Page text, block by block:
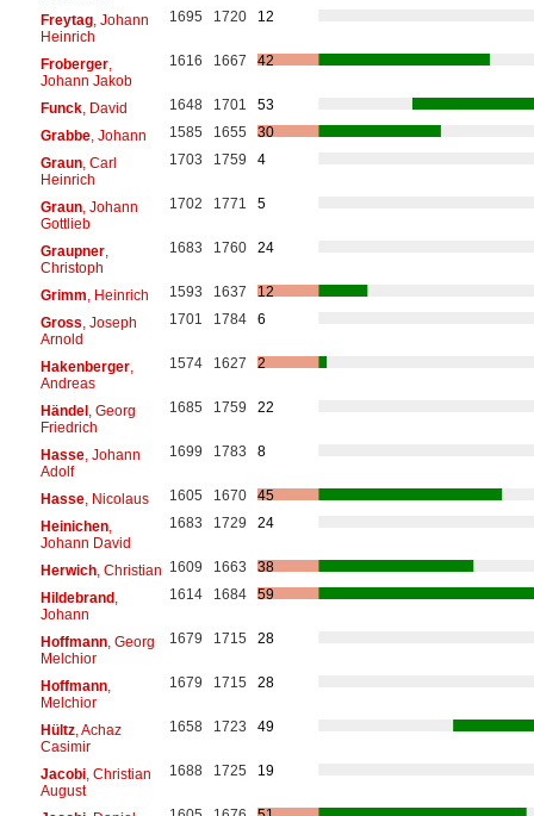
Freytag, Johann
Heinrich
1695 1720 12
Froberger,
Johann Jakob
1616 1667 42
Funck, David 1648 1701
53
Grabbe, Johann 1585 1655
30
Graun, Carl
Heinrich
1703 1759 4
Graun, Johann
Gottlieb
1702 1771 5
Graupner,
Christoph
1683 1760 24
Grimm , Heinrich 1593 1637
12
Gross , Joseph
Arnold
1701 1784 6
Hakenberger,
Andreas
1574 1627 2
Händel, Georg
Friedrich
1685 1759 22
Hasse, Johann
Adolf
1699 1783 8
Hasse, Nicolaus 1605 1670
45
Heinichen,
Johann David
1683 1729 24
Herwich, Christian 1609 1663
38
Hildebrand,
Johann
1614 1684 59
Hoffmann, Georg
Melchior
1679 1715 28
Hoffmann,
Melchior
1679 1715 28
Hültz, Achaz
Casimir
1658 1723 49
Jacobi, Christian
August
1688 1725 19